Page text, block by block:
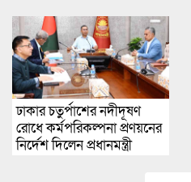
ঢাকার চতুর্পাশের নদীদূষণ
রোধে কর্মপরিকল্পনা প্রণয়নের
নির্দেশ দিলেন প্রধানমন্ত্রী